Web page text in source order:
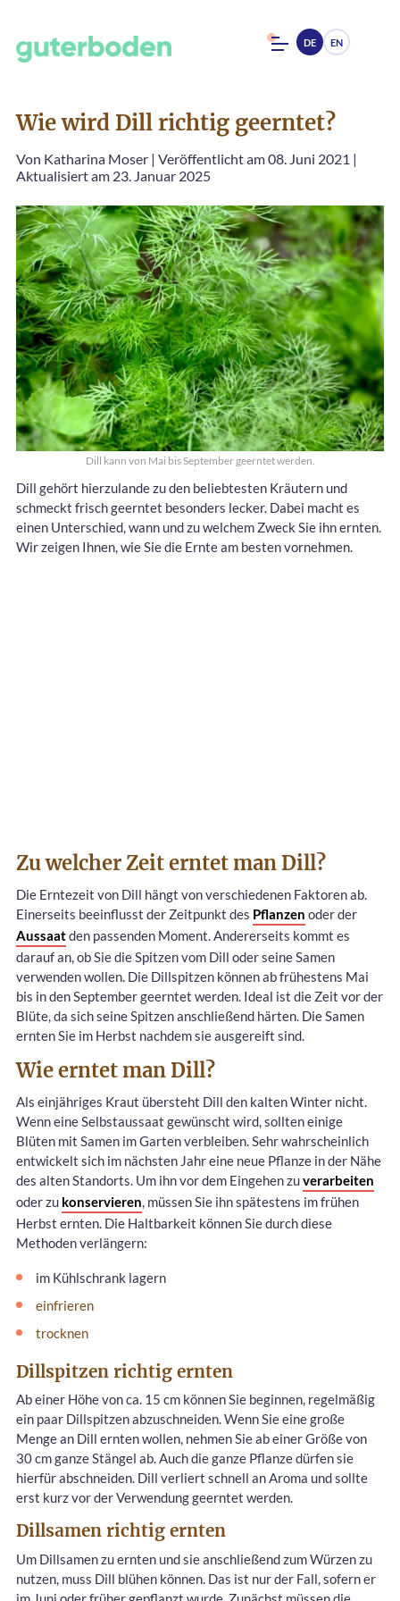
DE EN
Wie wird Dill richtig geerntet?
Von Katharina Moser | Veröffentlicht am 08. Juni 2021 |
Aktualisiert am 23. Januar 2025
Dill kann von Mai bis September geerntet werden.
Dill gehört hierzulande zu den beliebtesten Kräutern und
schmeckt frisch geerntet besonders lecker. Dabei macht es
einen Unterschied, wann und zu welchem Zweck Sie ihn ernten.
Wir zeigen Ihnen, wie Sie die Ernte am besten vornehmen.
Zu welcher Zeit erntet man Dill?
Die Erntezeit von Dill hängt von verschiedenen Faktoren ab.
Einerseits beeinflusst der Zeitpunkt des Pflanzen oder der
Aussaatden passenden Moment. Andererseits kommt es
darauf an, ob Sie die Spitzen vom Dill oder seine Samen
verwenden wollen. Die Dillspitzen können ab frühestens Mai
bis in den September geerntet werden. Ideal ist die Zeit vor der
Blüte, da sich seine Spitzen anschließend härten. Die Samen
ernten Sie im Herbst nachdem sie ausgereift sind.
Wie erntet man Dill?
Als einjähriges Kraut übersteht Dill den kalten Winter nicht.
Wenn eine Selbstaussaat gewünscht wird, sollten einige
Blüten mit Samen im Garten verbleiben. Sehr wahrscheinlich
entwickelt sich im nächsten Jahr eine neue Pflanze in der Nähe
des alten Standorts. Um ihn vor dem Eingehen zuverarbeiten
oder zu konservieren , müssen Sie ihn spätestens im frühen
Herbst ernten. Die Haltbarkeit können Sie durch diese
Methoden verlängern:
im Kühlschrank lagern
einfrieren
trocknen
Dillspitzen richtig ernten
Ab einer Höhe von ca. 15 cm können Sie beginnen, regelmäßig
ein paar Dillspitzen abzuschneiden. Wenn Sie eine große
Menge an Dill ernten wollen, nehmen Sie ab einer Größe von
30 cm ganze Stängel ab. Auch die ganze Pflanze dürfen sie
hierfür abschneiden. Dill verliert schnell an Aroma und sollte
erst kurz vor der Verwendung geerntet werden.
Dillsamen richtig ernten
Um Dillsamen zu ernten und sie anschließend zum Würzen zu
nutzen, muss Dill blühen können. Das ist nur der Fall, sofern er